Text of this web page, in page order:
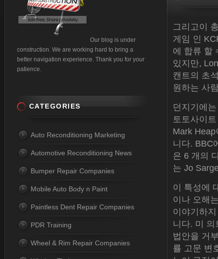
그리고이
게임 인
에 합류 할
있지만,
캔트의 초
원하는 사
던지기에
토토사이
Mark
니다. BBC
은 6 개의
는 Jo
이 특성에
이나 오해
이야기하
니다. 미
법안을 거
률 고문 변
Our blog is under
construction. We are working hard to bring a
better navigation experience. Thank you for your
patience.
CATEGORIES
Auto Reconditioning Marketing
Automotive Reconditioning News
Bumper Repair Companies
Mobile Auto Body n Paint
Paintless Dent Repair Companies
PDR Training
Wheel & Rim Repair Companies